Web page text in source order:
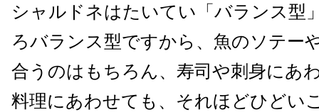
シャルドネはたいてい「バランス型
ろバランス型ですから、魚のソテー
合うのはもちろん、寿司や刺身にあ
料理にあわせても、それほどひどい